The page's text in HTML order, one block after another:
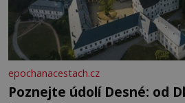
epochanacestach.cz
Poznejte údolí Desné: od